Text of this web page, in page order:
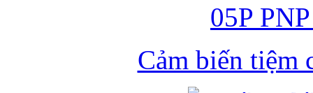
Cảm biến tiệm